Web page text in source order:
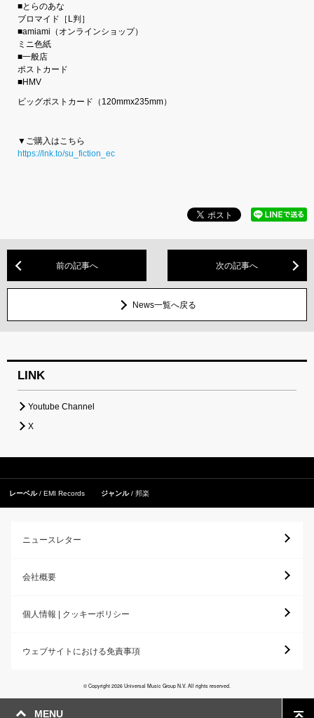
MENU
■とらのあな
ブロマイド［L判］
■amiami（オンラインショップ）
ミニ色紙
■一般店
ポストカード
■HMV
ビッグポストカード（120mmx235mm）
▼ご購入はこちら
https://lnk.to/su_fiction_ec
前の記事へ 次の記事へ
News一覧へ戻る
LINK
Youtube Channel
X
レーベル EMI Records ジャンル 邦楽
ニュースレター
会社概要
個人情報 | クッキーポリシー
ウェブサイトにおける免責事項
© Copyright 2026 Universal Music Group N.V. All rights reserved.